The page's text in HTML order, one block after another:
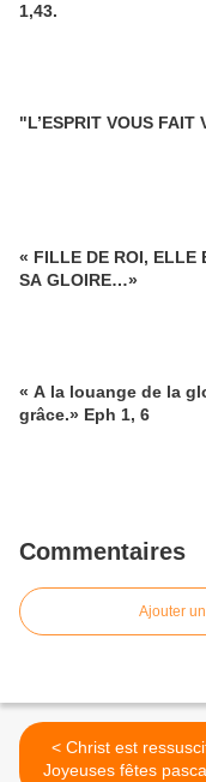
1,43.
« FILLE DE ROI, ELLE
SA GLOIRE…»
« A la louange de la
grâce.» Eph 1, 6
Commentaires
Ajouter
< Christ est ressuscité !
Joyeuses fêtes